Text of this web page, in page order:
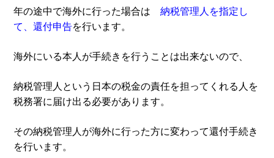
年の途中で海外に行った場合は納税管理人を指定し
て、還付申告を行います。
海外にいる本人が手続きを行うことは出来ないので、
納税管理人という日本の税金の責任を担ってくれる人を
税務署に届け出る必要があります。
その納税管理人が海外に行った方に変わって還付手続き
を行います。